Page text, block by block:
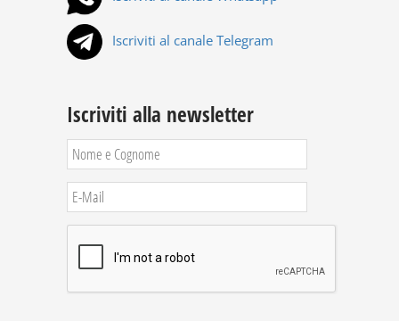
Iscriviti al canale Telegram
Iscriviti alla newsletter